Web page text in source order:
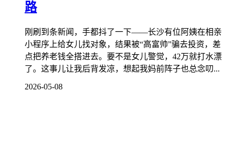
路
刚刷到条新闻，手都抖了一下——长沙有位阿姨在相亲
小程序上给女儿找对象，结果被“高富帅”骗去投资，差
点把养老钱全搭进去。要不是女儿警觉，42万就打水漂
了。这事儿让我后背发凉，想起我妈前阵子也总念叨...
2026-05-08